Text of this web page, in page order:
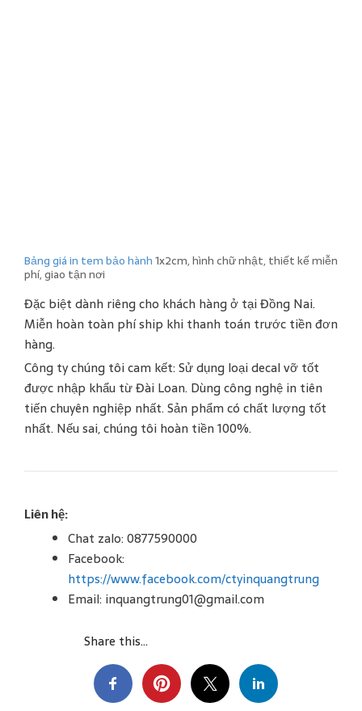
Bảng giá in tem bảo hành1x2cm, hình chữ nhật, thiết kế miễn
phí, giao tận nơi
Đặc biệt dành riêng cho khách hàng ở tại Đồng Nai.
Miễn hoàn toàn phí ship khi thanh toán trước tiền đơn
hàng.
Công ty chúng tôi cam kết: Sử dụng loại decal vỡ tốt
được nhập khẩu từ Đài Loan. Dùng công nghệ in tiên
tiến chuyên nghiệp nhất. Sản phẩm có chất lượng tốt
nhất. Nếu sai, chúng tôi hoàn tiền 100%.
Liên hệ:
Chat zalo: 0877590000
Facebook:
https://www.facebook.com/ctyinquangtrung
Email: inquangtrung01@gmail.com
Share this...